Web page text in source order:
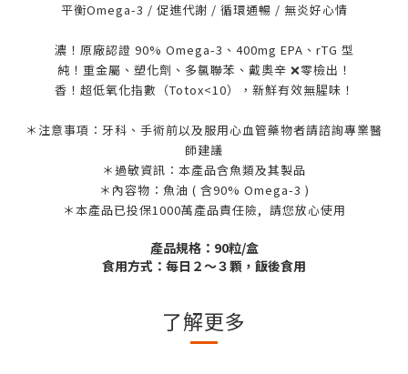
平衡Omega-3 / 促進代謝 / 循環通暢 / 無炎好心情
濃！原廠認證 90% Omega-3、400mg EPA、rTG 型
純！重金屬、塑化劑、多氯聯苯、戴奧辛 ❌零檢出！
香！超低氧化指數（Totox<10），新鮮有效無腥味！
＊注意事項：牙科、手術前以及服用心血管藥物者請諮詢專業醫
師建議
＊過敏資訊：本產品含魚類及其製品
＊內容物：魚油 ( 含90% Omega-3 )
＊本產品已投保1000萬產品責任險, 請您放心使用
產品規格：90粒/盒
食用方式：每日２～３顆，飯後食用
了解更多